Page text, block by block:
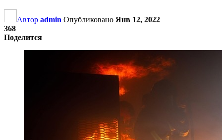
Автор admin Опубликовано Янв 12, 2022
368
Поделится